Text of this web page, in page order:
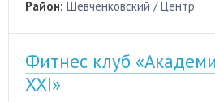
Район: Шевченковский / Центр
Фитнес клуб
XXI»